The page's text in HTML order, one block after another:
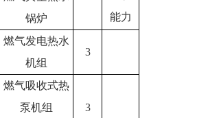
能力
锅炉
燃气发电热水
机组
3
燃气吸收式热
泵机组
3